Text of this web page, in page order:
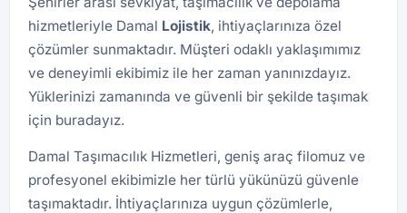
hizmetleriyle Damal Lojistik, ihtiyaçlarınıza özel
çözümler sunmaktadır. Müşteri odaklı yaklaşımımız
ve deneyimli ekibimiz ile her zaman yanınızdayız.
Yüklerinizi zamanında ve güvenli bir şekilde taşımak
için buradayız.
Damal Taşımacılık Hizmetleri, geniş araç filomuz ve
profesyonel ekibimizle her türlü yükünüzü güvenle
taşımaktadır. İhtiyaçlarınıza uygun çözümlerle,